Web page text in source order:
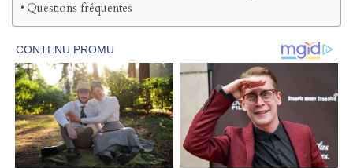
Questions fréquentes